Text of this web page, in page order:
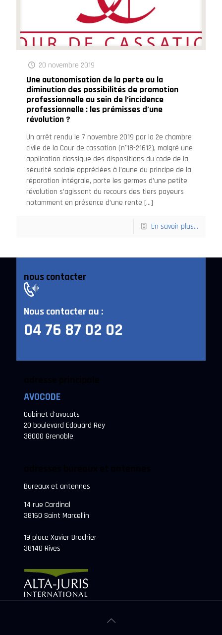
20 novembre 2019
Une autonomisation de la perte ou la
diminution des possibilités de promotion
professionnelle au sein de l’incidence
professionnelle : les prémisses d’une
révolution ?
Un arrêt rendu le 7 novembre 2019 par la 2e chambre
civile de la Cour de cassation (n°18-21612), malgré une
application classique des dispositions du code de la
sécurité sociale appréciées à l’aune du principe de la
réparation intégrale, porte les germes d’une petite
révolution s’agissant du recours des tiers payeurs
notamment en présence d’une rente […]
En savoir plus...
nous contacter
Nous contacter au :
04 76 87 02 02
AVOCODE
Cabinet d'avocats
20 boulevard Edouard Rey
38000 Grenoble
Bureaux et antennes
14 rue Cardinal
38160 Saint Marcellin
19 place Xavier Brochier
38140 Rives